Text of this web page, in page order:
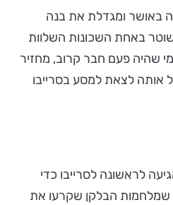
באושר ומגדלת את בנה
באחת השכונות השלוות
שהיה פעם חבר קרוב, מחזיר
אותה לצאת למסע בסרייבו
לראשונה לסרייבו כדי
שמלחמות הבלקן שקרעו את